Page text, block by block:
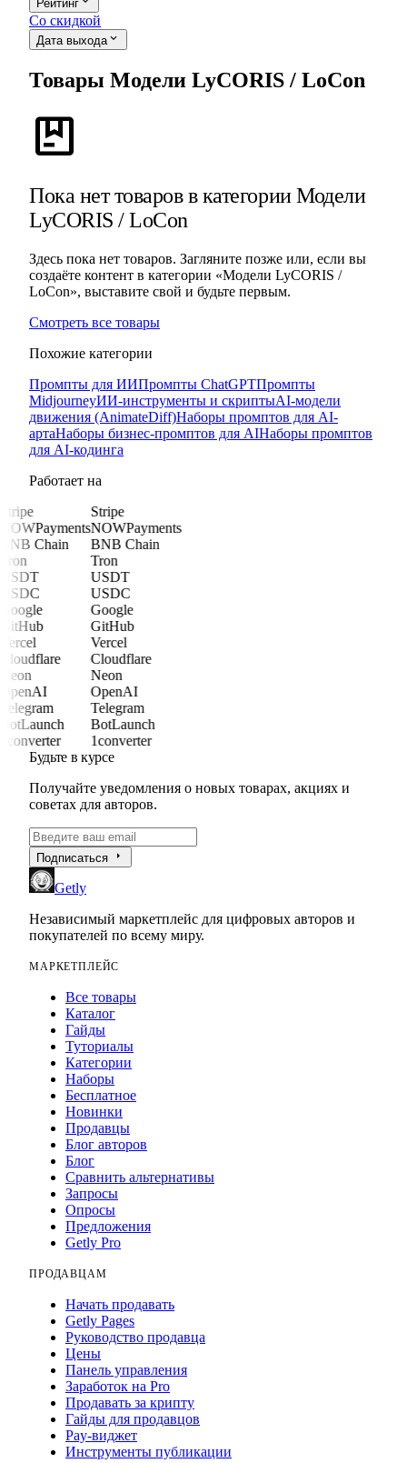
Рейтинг
Со скидкой
Дата выхода expand_more
Товары Модели LyCORIS / LoCon
package
Пока нет товаров в категории Модели
LyCORIS / LoCon
Здесь пока нет товаров. Загляните позже или, если вы
создаёте контент в категории «Модели LyCORIS /
LoCon», выставите свой и будьте первым.
Смотреть все товары
Похожие категории
Промпты для ИИПромпты ChatGPTПромпты
MidjourneyИИ-инструменты и скриптыAI-модели
движения (AnimateDiff)Наборы промптов для AI-
артаНаборы бизнес-промптов для AIНаборы промптов
для AI-кодинга
Работает на
Stripe
NOWPayments
BNB Chain
Tron
USDT
USDC
Google
GitHub
Vercel
Cloudflare
Neon
OpenAI
Telegram
BotLaunch
1converter
Stripe
NOWPayments
BNB Chain
Tron
USDT
USDC
Google
GitHub
Vercel
Cloudflare
Neon
OpenAI
Telegram
BotLaunch
1converter
Будьте в курсе
Получайте уведомления о новых товарах, акциях и
советах для авторов.
Подписаться arrow_right
Getly
Независимый маркетплейс для цифровых авторов и
покупателей по всему миру.
МАРКЕТПЛЕЙС
Все товары
Каталог
Гайды
Туториалы
Категории
Наборы
Бесплатное
Новинки
Продавцы
Блог авторов
Блог
Сравнить альтернативы
Запросы
Опросы
Предложения
Getly Pro
ПРОДАВЦАМ
Начать продавать
Getly Pages
Руководство продавца
Цены
Панель управления
Заработок на Pro
Продавать за крипту
Гайды для продавцов
Pay-виджет
Инструменты публикации